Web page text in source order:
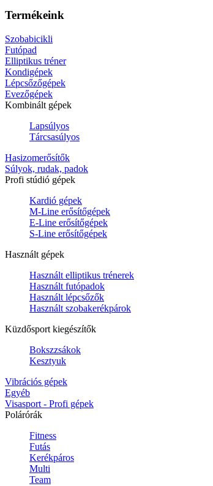
Termékeink
Szobabicikli
Futópad
Elliptikus tréner
Kondigépek
Lépcsőzőgépek
Evezőgépek
Kombinált gépek
Lapsúlyos
Tárcsasúlyos
Hasizomerősítők
Súlyok, rudak, padok
Profi stúdió gépek
Kardió gépek
M-Line erősítőgépek
E-Line erősítőgépek
S-Line erősítőgépek
Használt gépek
Használt elliptikus trénerek
Használt futópadok
Használt lépcsőzők
Használt szobakerékpárok
Küzdősport kiegészítők
Bokszzsákok
Kesztyuk
Vibrációs gépek
Egyéb
Visasport - Profi gépek
Polárórák
Fitness
Futás
Kerékpáros
Multi
Team